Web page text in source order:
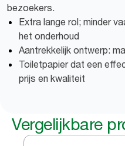
bezoekers.
Extra lange rol; minder
het onderhoud
Aantrekkelijk ontwerp:
Toiletpapier dat een
prijs en kwaliteit
Vergelijkbare